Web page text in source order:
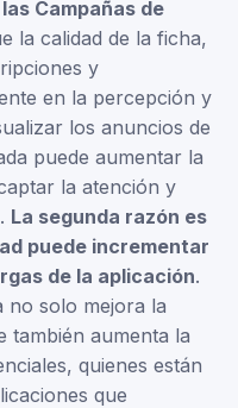
Campañas de
la calidad de la ficha,
y
en la percepción y
los anuncios de
puede aumentar la
la atención y
La segunda razón es
puede incrementar
de la aplicación.
no solo mejora la
también aumenta la
quienes están
que